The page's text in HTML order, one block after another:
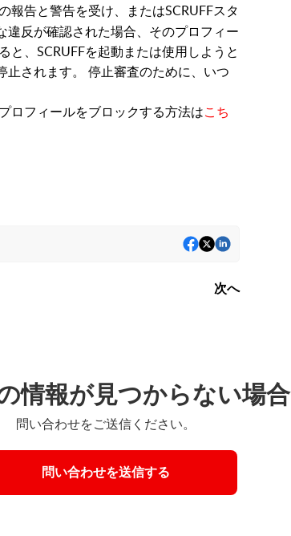
報告と警告を受け、またはSCRUFFスタ
反が確認された場合、そのプロフィー
、SCRUFFを起動または使用しようと
止されます。 停止審査のために、いつ
プロフィールをブロックする方法はこち
次へ
情報が見つからない場合
問い合わせをご送信ください。
問い合わせを送信する